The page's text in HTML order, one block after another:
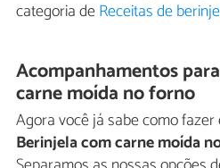
categoria deReceitas de
Acompanhamentos
carne moída no forno
Agora você já sabe como fazer
Berinjela com carne moída